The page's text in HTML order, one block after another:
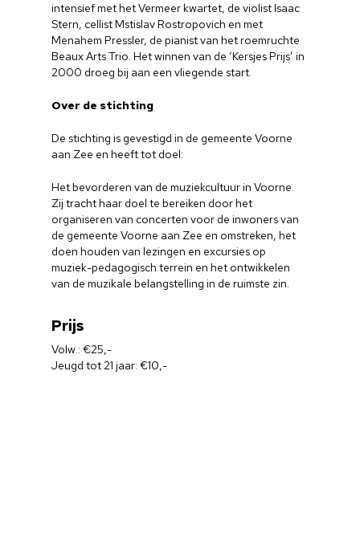
intensief met het Vermeer kwartet, de violist Isaac
Stern, cellist Mstislav Rostropovich en met
Menahem Pressler, de pianist van het roemruchte
Beaux Arts Trio. Het winnen van de ‘Kersjes Prijs’ in
2000 droeg bij aan een vliegende start.
Over de stichting
De stichting is gevestigd in de gemeente Voorne
aan Zee en heeft tot doel:
Het bevorderen van de muziekcultuur in Voorne.
Zij tracht haar doel te bereiken door het
organiseren van concerten voor de inwoners van
de gemeente Voorne aan Zee en omstreken, het
doen houden van lezingen en excursies op
muziek-pedagogisch terrein en het ontwikkelen
van de muzikale belangstelling in de ruimste zin.
Prijs
Volw.: €25,-
Jeugd tot 21 jaar: €10,-